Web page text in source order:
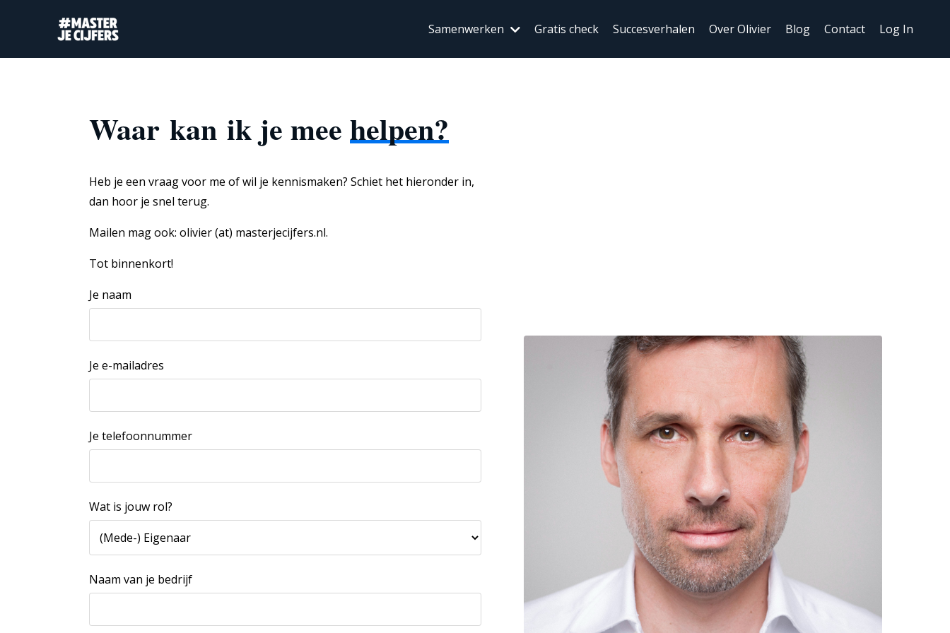
Samenwerken Gratis check Succesverhalen Over Olivier Blog Contact Log In
Waar kan ik je meehelpen?
Heb je een vraag voor me of wil je kennismaken? Schiet het hieronder in,
dan hoor je snel terug.
Mailen mag ook: olivier (at) masterjecijfers.nl.
Tot binnenkort!
Je naam
Je e-mailadres
Je telefoonnummer
Wat is jouw rol?
Naam van je bedrijf